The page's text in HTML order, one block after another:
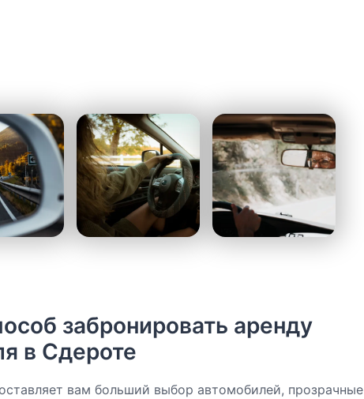
забронировать аренду
в Сдероте
вам больший выбор автомобилей, прозрачные